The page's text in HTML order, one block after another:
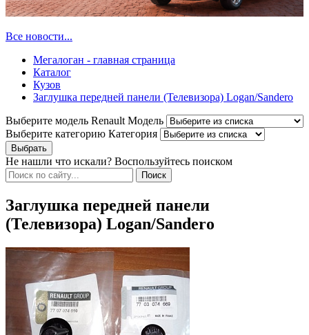
Все новости...
Мегалоган - главная страница
Каталог
Кузов
Заглушка передней панели (Телевизора) Logan/Sandero
Выберите модель Renault Модель
Выберите категорию Категория
Не нашли что искали? Воспользуйтесь поиском
Заглушка передней панели
(Телевизора) Logan/Sandero